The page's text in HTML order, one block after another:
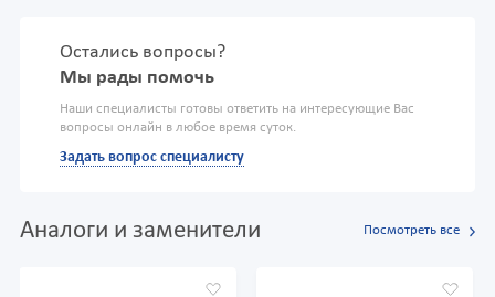
Остались вопросы?
Мы рады помочь
Наши специалисты готовы ответить на интересующие Вас
вопросы онлайн в любое время суток.
Задать вопрос специалисту
Аналоги и заменители Посмотреть все